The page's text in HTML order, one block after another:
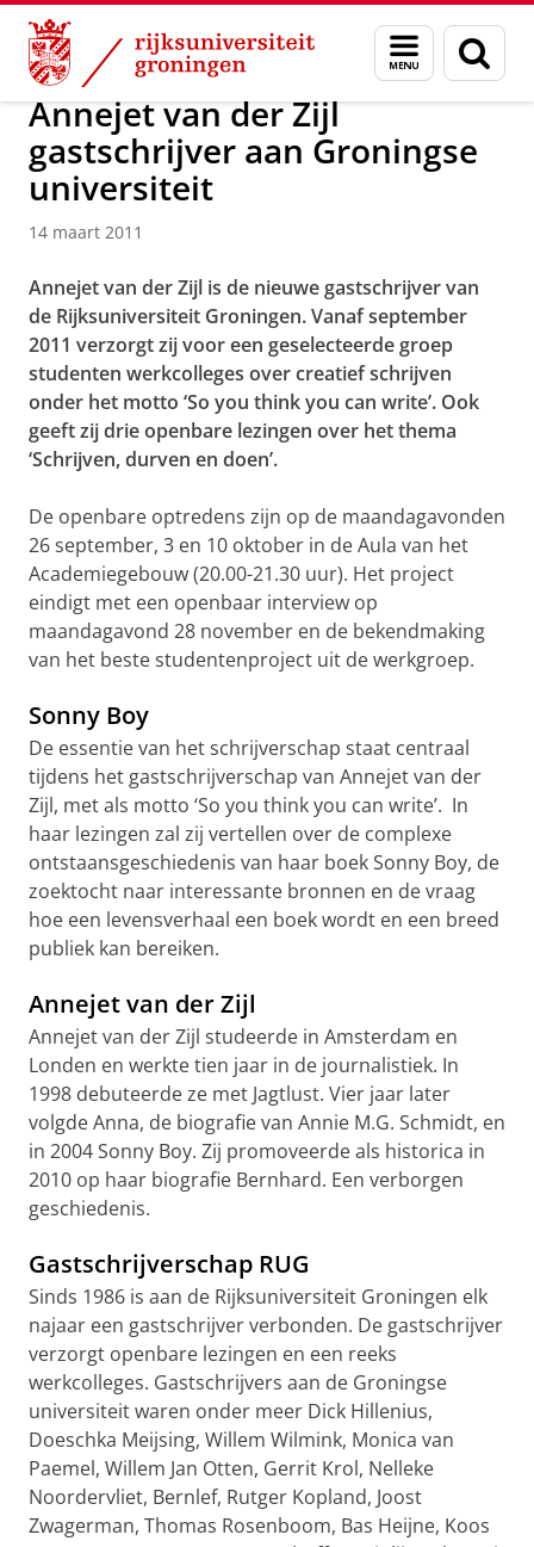
Skip
Content
Skip
Navigation
Menu
en
zoeken
Over ons Actueel Nieuws Nieuwsberichten
Annejet van der Zijl
gastschrijver aan Groningse
universiteit
14 maart 2011
Annejet van der Zijl is de nieuwe gastschrijver van
de Rijksuniversiteit Groningen. Vanaf september
2011 verzorgt zij voor een geselecteerde groep
studenten werkcolleges over creatief schrijven
onder het motto ‘So you think you can write’. Ook
geeft zij drie openbare lezingen over het thema
‘Schrijven, durven en doen’.
De openbare optredens zijn op de maandagavonden
26 september, 3 en 10 oktober in de Aula van het
Academiegebouw (20.00-21.30 uur). Het project
eindigt met een openbaar interview op
maandagavond 28 november en de bekendmaking
van het beste studentenproject uit de werkgroep.
Sonny Boy
De essentie van het schrijverschap staat centraal
tijdens het gastschrijverschap van Annejet van der
Zijl, met als motto ‘So you think you can write’. In
haar lezingen zal zij vertellen over de complexe
ontstaansgeschiedenis van haar boek Sonny Boy, de
zoektocht naar interessante bronnen en de vraag
hoe een levensverhaal een boek wordt en een breed
publiek kan bereiken.
Annejet van der Zijl
Annejet van der Zijl studeerde in Amsterdam en
Londen en werkte tien jaar in de journalistiek. In
1998 debuteerde ze met Jagtlust. Vier jaar later
volgde Anna, de biografie van Annie M.G. Schmidt, en
in 2004 Sonny Boy. Zij promoveerde als historica in
2010 op haar biografie Bernhard. Een verborgen
geschiedenis.
Gastschrijverschap RUG
Sinds 1986 is aan de Rijksuniversiteit Groningen elk
najaar een gastschrijver verbonden. De gastschrijver
verzorgt openbare lezingen en een reeks
werkcolleges. Gastschrijvers aan de Groningse
universiteit waren onder meer Dick Hillenius,
Doeschka Meijsing, Willem Wilmink, Monica van
Paemel, Willem Jan Otten, Gerrit Krol, Nelleke
Noordervliet, Bernlef, Rutger Kopland, Joost
Zwagerman, Thomas Rosenboom, Bas Heijne, Koos